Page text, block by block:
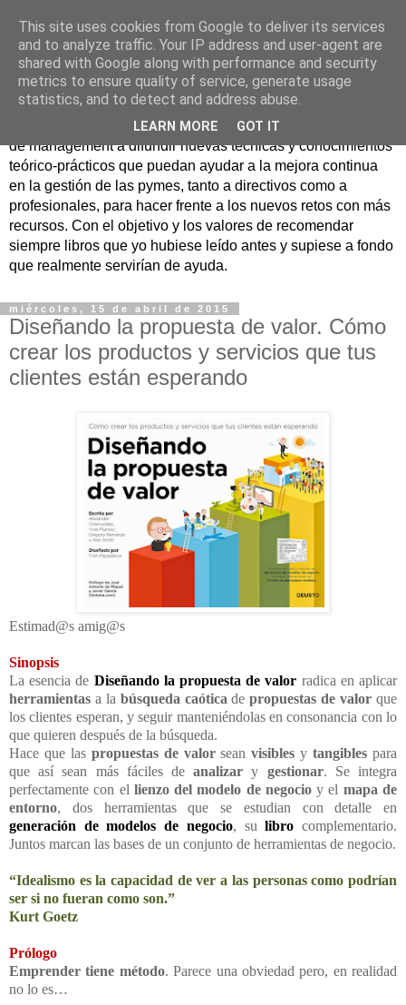
Nuevo Viernes - Nuevo
Libro
Nace con la misión de ayudar mediante la lectura de libros
de management a difundir nuevas técnicas y conocimientos
teórico-prácticos que puedan ayudar a la mejora continua
en la gestión de las pymes, tanto a directivos como a
profesionales, para hacer frente a los nuevos retos con más
recursos. Con el objetivo y los valores de recomendar
siempre libros que yo hubiese leído antes y supiese a fondo
que realmente servirían de ayuda.
miércoles, 15 de abril de 2015
Diseñando la propuesta de valor. Cómo
crear los productos y servicios que tus
clientes están esperando
Estimad@s amig@s
Sinopsis
La esencia de Diseñando la propuesta de valor radica en aplicar
herramientas a la búsqueda caótica depropuestas de valor que
los clientes esperan, y seguir manteniéndolas en consonancia con lo
que quieren después de la búsqueda.
Hace que las propuestas de valorseanvisibles ytangibles para
que así sean más fáciles deanalizar y gestionar. Se integra
perfectamente con el lienzo del modelo de negocioy el mapa de
entorno, dos herramientas que se estudian con detalle en
generación de modelos de negocio, sulibro complementario.
Juntos marcan las bases de un conjunto de herramientas de negocio.
“Idealismo es la capacidad de ver a las personas como podrían
ser si no fueran como son.”
Kurt Goetz
Prólogo
Emprender tiene método. Parece una obviedad pero, en realidad
no lo es…
This site uses cookies from Google to deliver its services
and to analyze traffic. Your IP address and user-agent are
shared with Google along with performance and security
metrics to ensure quality of service, generate usage
statistics, and to detect and address abuse.
LEARN MORE GOT IT